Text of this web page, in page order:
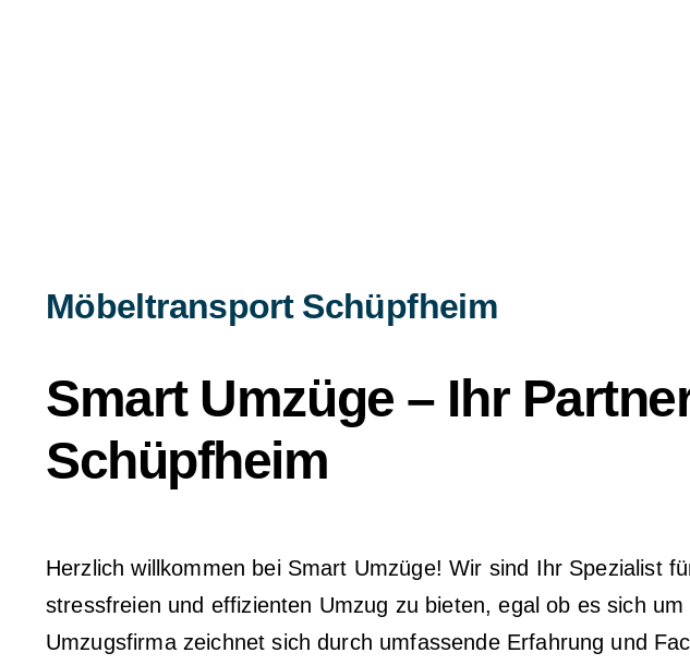
Möbeltransport Schüpfheim
Smart Umzüge – Ihr
Schüpfheim
Herzlich willkommen bei Smart Umzüge! Wir sind Ihr Spezialist
stressfreien und effizienten Umzug zu bieten, egal ob es sich
Umzugsfirma zeichnet sich durch umfassende Erfahrung und